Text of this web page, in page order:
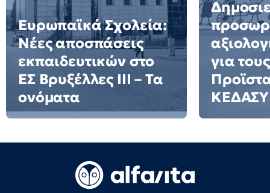
Ευρωπαϊκά Σχολεία:
Νέες αποσπάσεις
εκπαιδευτικών στο
ΕΣ Βρυξέλλες ΙΙΙ – Τα
ονόματα
για τους
ΚΕΔΑΣΥ